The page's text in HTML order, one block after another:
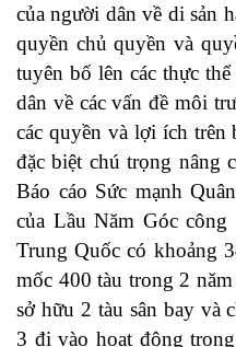
của người dân về di sản
quyền chủ quyền và
tuyên bố lên các thực
dân về các vấn đề môi
các quyền và lợi ích
đặc biệt chú trọng nâng
Báo cáo Sức mạnh
của Lầu Năm Góc
Trung Quốc có khoảng
mốc 400 tàu trong 2
sở hữu 2 tàu sân bay và
3 đi vào hoạt động